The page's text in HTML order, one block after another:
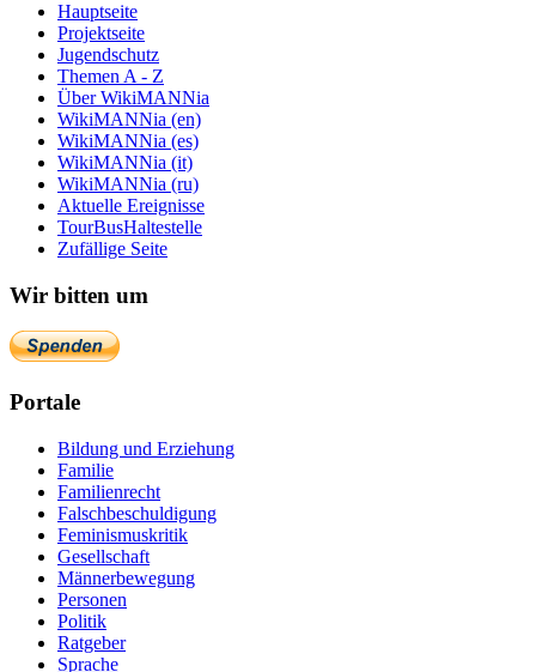
Hauptseite
Projektseite
Jugendschutz
Themen A - Z
Über WikiMANNia
WikiMANNia (en)
WikiMANNia (es)
WikiMANNia (it)
WikiMANNia (ru)
Aktuelle Ereignisse
TourBusHaltestelle
Zufällige Seite
Wir bitten um
Portale
Bildung und Erziehung
Familie
Familienrecht
Falschbeschuldigung
Feminismuskritik
Gesellschaft
Männerbewegung
Personen
Politik
Ratgeber
Sprache